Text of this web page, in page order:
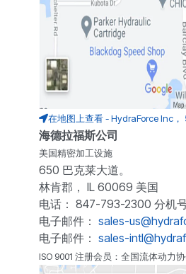
在地图上查看 - HydraForce Inc，
海德拉福斯公司
美国精密加工设施
650 巴克莱大道。
林肯郡， IL 60069 美国
电话： 847-793-2300 分机
电子邮件： sales-
电子邮件： sales-
ISO 9001 注册会员：全国流体动力